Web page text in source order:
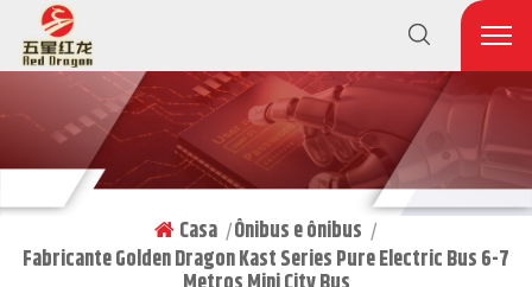
Casa | Ônibus e ônibus |
Fabricante Golden Dragon Kast Series Pure Electric Bus 6-7